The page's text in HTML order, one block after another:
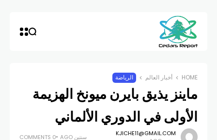
HOME أخبار العالم الرياضة
ماينز يذيق بايرن ميونخ الهزيمة
الأولى في الدوري الألماني
KJICHE11@GMAIL.COM
سنتين AGO 0 COMMENTS